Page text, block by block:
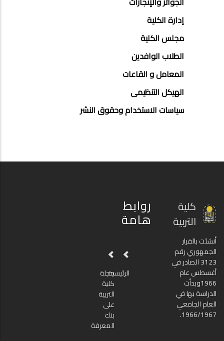
إدارة الكلية
مجلس الكلية
الطلاب الوافدين
المعامل و القاعات
الهيكل التنظيمى
سياسات الاستخدام وحقوق النشر
كلية
التربية
أنشئت بالقرار
الجمهوري رقم
3123 الصادر في
أغسطس عام
1966وبدأت
الدراسة بها في
العام الجامعي
1966/1967.
روابط
هامة
الرئيسيةمجلة
كلية
التربية
على
بنك
المعرفة